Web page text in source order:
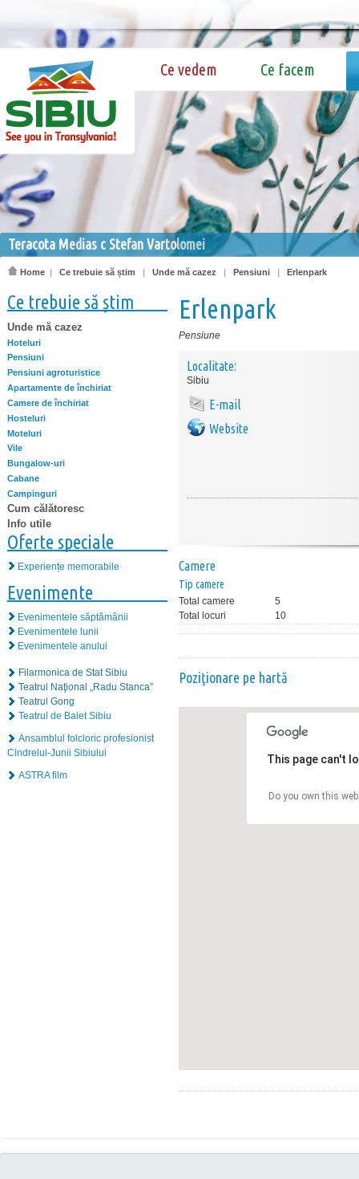
Ce vedem Ce facem
Teracota Medias c Stefan Vartolomei
Home | Ce trebuie să știm | Unde mă cazez | Pensiuni | Erlenpark
Ce trebuie să știm
Unde mă cazez
Hoteluri
Pensiuni
Pensiuni agroturistice
Apartamente de închiriat
Camere de închiriat
Hosteluri
Moteluri
Vile
Bungalow-uri
Cabane
Campinguri
Cum călătoresc
Info utile
Oferte speciale
Experiențe memorabile
Evenimente
Evenimentele săptămânii
Evenimentele lunii
Evenimentele anului
Filarmonica de Stat Sibiu
Teatrul Naţional „Radu Stanca”
Teatrul Gong
Teatrul de Balet Sibiu
Ansamblul folcloric profesionist
Cindrelul-Junii Sibiului
ASTRA film
Erlenpark
Pensiune
Localitate:
Sibiu
E-mail
Website
Camere
Tip camere
Total camere
5
Total locuri
10
Poziţionare pe hartă
This page can't
Do you own this